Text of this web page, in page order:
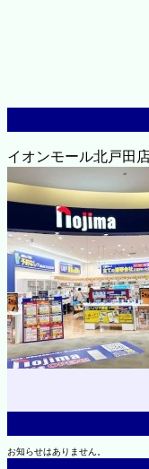
イオンモール北戸田
お知らせはありません。